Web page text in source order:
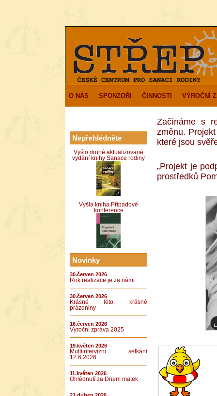
O NÁS SPONZOŘI ČINNOSTI VÝROČNÍ
Nepřehlédněte
Vyšlo druhé aktualizované
vydání knihy Sanace rodiny
Vyšla kniha Případové
konference
Novinky
30.červen 2026
Rok realizace je za námi
30.červen 2026
Krásné léto, krásné
prázdniny
16.červen 2026
Výroční zpráva 2025
19.květen 2026
Multiintervizní setkání
12.6.2026
11.květen 2026
Ohlédnutí za Dnem matek
Začínáme s
změnu.
které jsou
„Projekt je
prostředků